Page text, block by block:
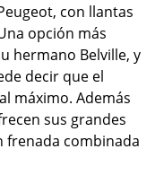
con llantas
opción más
hermano Belville, y
decir que el
máximo. Además
sus grandes
frenada combinada